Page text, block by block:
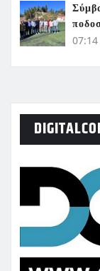
07:14